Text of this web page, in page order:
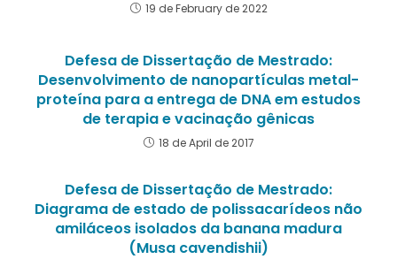
19 de February de 2022
Defesa de Dissertação de Mestrado:
Desenvolvimento de nanopartículas metal-
proteína para a entrega de DNA em estudos
de terapia e vacinação gênicas
18 de April de 2017
Defesa de Dissertação de Mestrado:
Diagrama de estado de polissacarídeos não
amiláceos isolados da banana madura
(Musa cavendishii)